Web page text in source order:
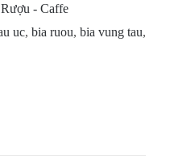
- Caffe
uc, bia ruou, bia vung tau,